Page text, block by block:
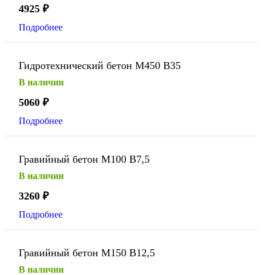
4925 ₽
Подробнее
Гидротехнический бетон М450 В35
В наличии
5060 ₽
Подробнее
Гравийный бетон М100 В7,5
В наличии
3260 ₽
Подробнее
Гравийный бетон М150 В12,5
В наличии